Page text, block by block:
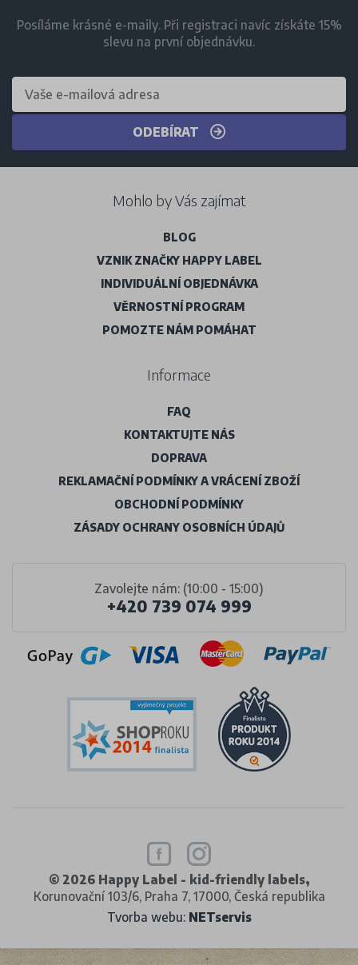
Posíláme krásné e-maily. Při registraci navíc získáte 15%
slevu na první objednávku.
ODEBÍRAT
Zavolejte nám: (10:00 - 15:00)
+420 739 074 999
Mohlo by Vás zajímat
BLOG
VZNIK ZNAČKY HAPPY LABEL
INDIVIDUÁLNÍ OBJEDNÁVKA
VĚRNOSTNÍ PROGRAM
POMOZTE NÁM POMÁHAT
Informace
FAQ
KONTAKTUJTE NÁS
DOPRAVA
REKLAMAČNÍ PODMÍNKY A VRÁCENÍ ZBOŽÍ
OBCHODNÍ PODMÍNKY
ZÁSADY OCHRANY OSOBNÍCH ÚDAJŮ
© 2026 Happy Label - kid-friendly labels,
Korunovační 103/6, Praha 7, 17000, Česká republika
Tvorba webu: NETservis